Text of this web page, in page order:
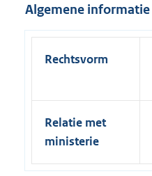
Algemene informatie
Rechtsvorm
Relatie met
ministerie